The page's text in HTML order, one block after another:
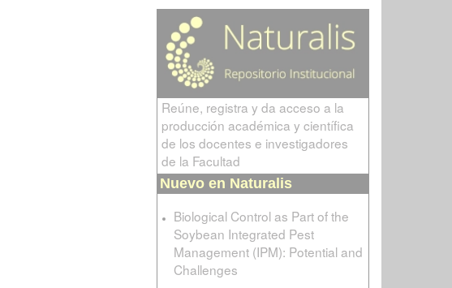
Reúne, registra y da acceso a la
producción académica y científica
de los docentes e investigadores
de la Facultad
Nuevo en Naturalis
Biological Control as Part of the
Soybean Integrated Pest
Management (IPM): Potential and
Challenges